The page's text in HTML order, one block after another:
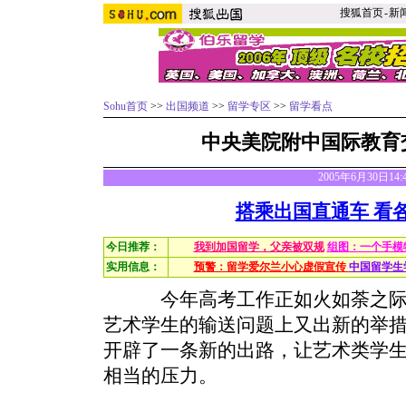
搜狐首页-新
Sohu首页 >> 出国频道 >> 留学专区 >> 留学看点
中央美院附中国际教
2005年6月30日
搭乘出国直通车 看
今日推荐： 我到加国留学，父亲被双规 组图：一个手
实用信息：
预警：留学爱尔兰小心虚假宣传 中国留学
今年高考工作正如火如荼之际
艺术学生的输送问题上又出新的举
开辟了一条新的出路，让艺术类学
相当的压力。